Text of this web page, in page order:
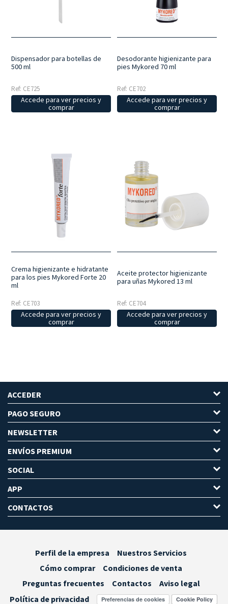
Dispensador para botellas de
500 ml
Ref: CE725
Accede para ver precios y
comprar
Desodorante higienizante para
pies Mykored 70 ml
Ref: CE702
Accede para ver precios y
comprar
Crema higienizante e hidratante
para los pies Mykored Forte 20
ml
Ref: CE703
Accede para ver precios y
comprar
Aceite protector higienizante
para uñas Mykored 13 ml
Ref: CE704
Accede para ver precios y
comprar
ACCEDER
PAGO SEGURO
NEWSLETTER
ENVÍOS PREMIUM
SOCIAL
APP
CONTACTOS
Perfil de la empresa
Nuestros Servicios
Cómo comprar
Condiciones de venta
Preguntas frecuentes
Contactos
Aviso legal
Política de privacidad
Preferencias de cookies